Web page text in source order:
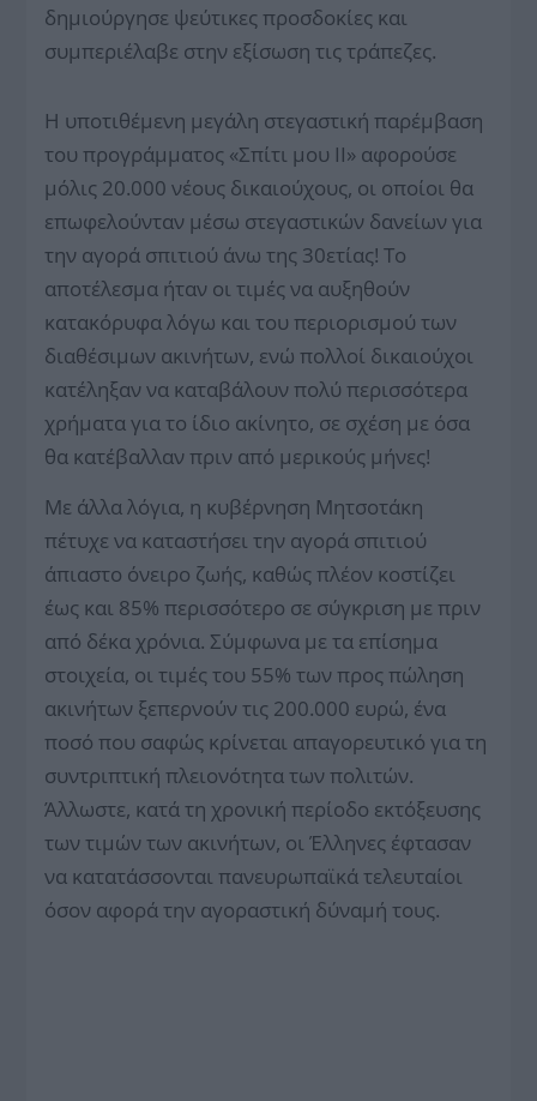
δημιούργησε ψεύτικες προσδοκίες και
συμπεριέλαβε στην εξίσωση τις τράπεζες.
Η υποτιθέμενη μεγάλη στεγαστική παρέμβαση
του προγράμματος «Σπίτι μου ΙΙ» αφορούσε
μόλις 20.000 νέους δικαιούχους, οι οποίοι θα
επωφελούνταν μέσω στεγαστικών δανείων για
την αγορά σπιτιού άνω της 30ετίας! Το
αποτέλεσμα ήταν οι τιμές να αυξηθούν
κατακόρυφα λόγω και του περιορισμού των
διαθέσιμων ακινήτων, ενώ πολλοί δικαιούχοι
κατέληξαν να καταβάλουν πολύ περισσότερα
χρήματα για το ίδιο ακίνητο, σε σχέση με όσα
θα κατέβαλλαν πριν από μερικούς μήνες!
Με άλλα λόγια, η κυβέρνηση Μητσοτάκη
πέτυχε να καταστήσει την αγορά σπιτιού
άπιαστο όνειρο ζωής, καθώς πλέον κοστίζει
έως και 85% περισσότερο σε σύγκριση με πριν
από δέκα χρόνια. Σύμφωνα με τα επίσημα
στοιχεία, οι τιμές του 55% των προς πώληση
ακινήτων ξεπερνούν τις 200.000 ευρώ, ένα
ποσό που σαφώς κρίνεται απαγορευτικό για τη
συντριπτική πλειονότητα των πολιτών.
Άλλωστε, κατά τη χρονική περίοδο εκτόξευσης
των τιμών των ακινήτων, οι Έλληνες έφτασαν
να κατατάσσονται πανευρωπαϊκά τελευταίοι
όσον αφορά την αγοραστική δύναμή τους.